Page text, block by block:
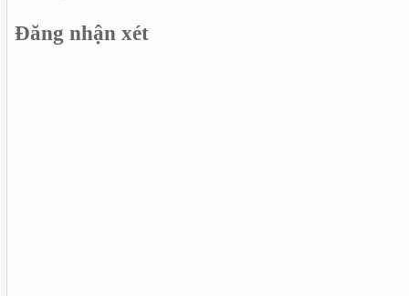
Đăng nhận xét